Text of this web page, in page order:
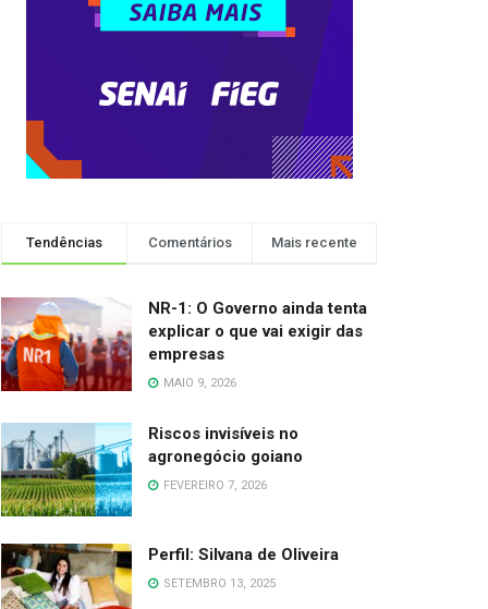
Tendências Comentários Mais recente
NR-1: O Governo ainda tenta
explicar o que vai exigir das
empresas
MAIO 9, 2026
Riscos invisíveis no
agronegócio goiano
FEVEREIRO 7, 2026
Perfil: Silvana de Oliveira
SETEMBRO 13, 2025